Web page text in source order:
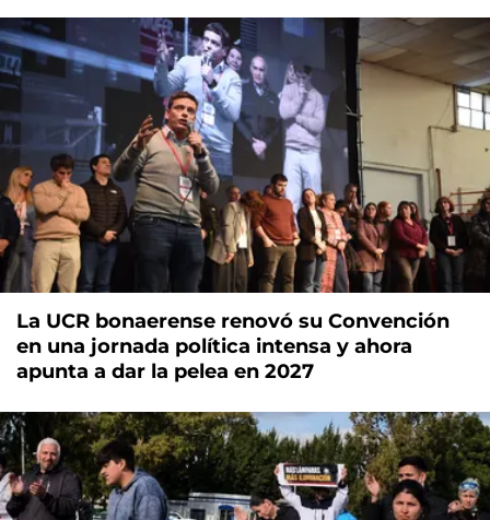
La UCR bonaerense renovó su Convención
en una jornada política intensa y ahora
apunta a dar la pelea en 2027